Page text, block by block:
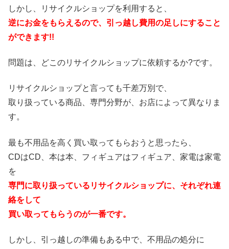
しかし、リサイクルショップを利用すると、
逆にお金をもらえるので、引っ越し費用の足しにすること
ができます!!
問題は、どこのリサイクルショップに依頼するか?です。
リサイクルショップと言っても千差万別で、
取り扱っている商品、専門分野が、お店によって異なりま
す。
最も不用品を高く買い取ってもらおうと思ったら、
CDはCD、本は本、フィギュアはフィギュア、家電は家電
を
専門に取り扱っているリサイクルショップに、それぞれ連
絡をして
買い取ってもらうのが一番です。
しかし、引っ越しの準備もある中で、不用品の処分に